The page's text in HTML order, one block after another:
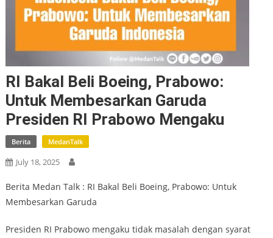
RI Bakal Beli Boeing, Prabowo:
Untuk Membesarkan Garuda
Presiden RI Prabowo Mengaku
Berita MedanTalk
July 18, 2025
Berita Medan Talk : RI Bakal Beli Boeing, Prabowo: Untuk
Membesarkan Garuda
Presiden RI Prabowo mengaku tidak masalah dengan syarat